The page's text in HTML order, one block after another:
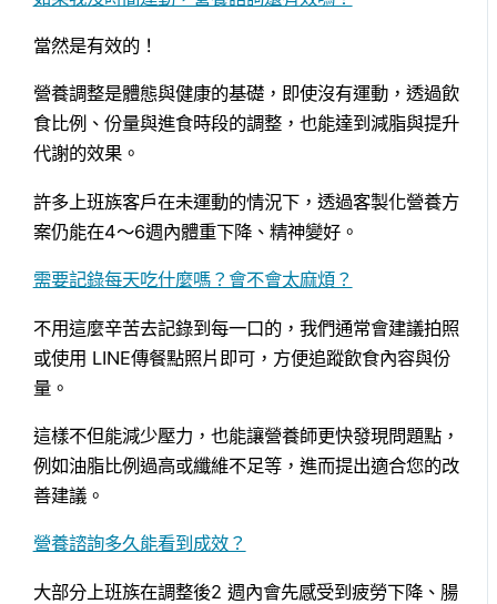
當然是有效的！
營養調整是體態與健康的基礎，即使沒有運動，透過飲
食比例、份量與進食時段的調整，也能達到減脂與提升
代謝的效果。
許多上班族客戶在未運動的情況下，透過客製化營養方
案仍能在4～6週內體重下降、精神變好。
需要記錄每天吃什麼嗎？會不會太麻煩？
不用這麼辛苦去記錄到每一口的，我們通常會建議拍照
或使用 LINE傳餐點照片即可，方便追蹤飲食內容與份
量。
這樣不但能減少壓力，也能讓營養師更快發現問題點，
例如油脂比例過高或纖維不足等，進而提出適合您的改
善建議。
營養諮詢多久能看到成效？
大部分上班族在調整後2 週內會先感受到疲勞下降、腸